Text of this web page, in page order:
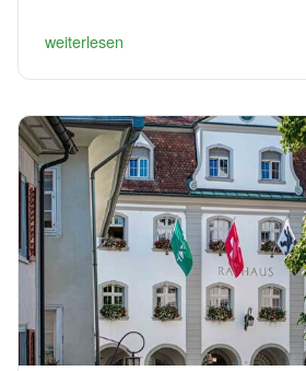
weiterlesen